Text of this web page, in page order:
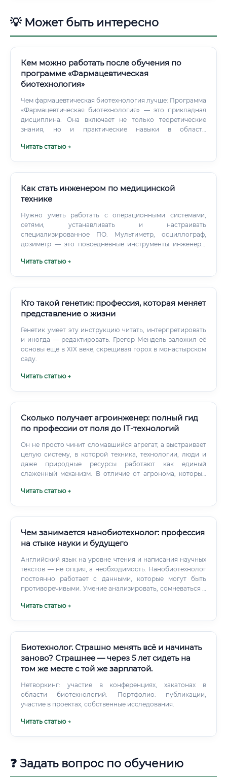
💡 Может быть интересно
Кем можно работать после обучения по
программе «Фармацевтическая
биотехнология»
Чем фармацевтическая биотехнология лучше: Программа
«Фармацевтическая биотехнология» — это прикладная
дисциплина. Она включает не только теоретические
знания, но и практические навыки в области
Чистый биохимик, как правило, остаётся в рамках
Читать статью →
Как стать инженером по медицинской
технике
Нужно уметь работать с операционными системами,
сетями, устанавливать и настраивать
специализированное ПО. Мультиметр, осциллограф,
дозиметр — это повседневные инструменты инженера.
источник информации.
Читать статью →
Кто такой генетик: профессия, которая меняет
представление о жизни
Генетик умеет эту инструкцию читать, интерпретировать
и иногда — редактировать. Грегор Мендель заложил её
основы ещё в XIX веке, скрещивая горох в монастырском
саду.
Читать статью →
Сколько получает агроинженер: полный гид
по профессии от поля до IT-технологий
Он не просто чинит сломавшийся агрегат, а выстраивает
целую систему, в которой техника, технологии, люди и
даже природные ресурсы работают как единый
слаженный механизм. В отличие от агронома, который
смотрит на хозяйство через призму технологий и
Читать статью →
Чем занимается нанобиотехнолог: профессия
на стыке науки и будущего
Английский язык на уровне чтения и написания научных
текстов — не опция, а необходимость. Нанобиотехнолог
постоянно работает с данными, которые могут быть
противоречивыми. Умение анализировать, сомневаться и
профессиональный инструмент.
Читать статью →
Биотехнолог. Страшно менять всё и начинать
заново? Страшнее — через 5 лет сидеть на
том же месте с той же зарплатой.
Нетворкинг: участие в конференциях, хакатонах в
области биотехнологий. Портфолио: публикации,
участие в проектах, собственные исследования.
Читать статью →
❓ Задать вопрос по обучению